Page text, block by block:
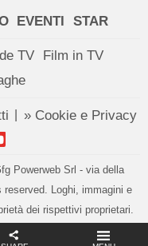
EVENTI STAR
TV
Film in TV
» Cookie e Privacy
Powerweb Srl - via della
reserved. Loghi, immagini e
dei rispettivi proprietari.
Impostazioni privacy